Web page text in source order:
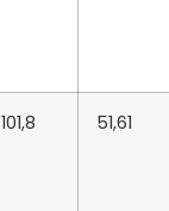
101,8 51,61